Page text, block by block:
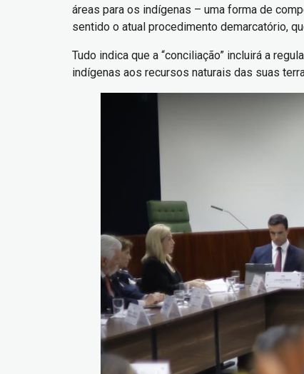
áreas para os indígenas – uma forma de
sentido o atual procedimento demarcatório,
Tudo indica que a “conciliação” incluirá a
indígenas aos recursos naturais das suas